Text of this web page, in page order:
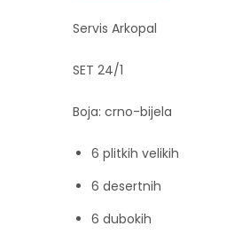
Servis Arkopal
SET 24/1
Boja: crno-bijela
6 plitkih velikih
6 desertnih
6 dubokih